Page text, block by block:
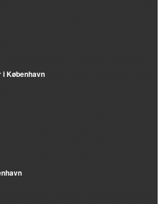
København